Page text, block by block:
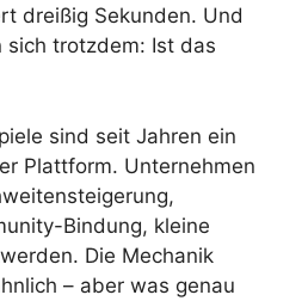
dreißig Sekunden. Und
trotzdem: Ist das
sind seit Jahren ein
Plattform. Unternehmen
Bindung, kleine
Die Mechanik
– aber was genau